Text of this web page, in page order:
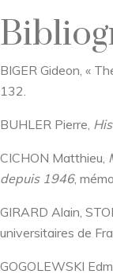
BIGER Gideon, «
132.
BUHLER Pierre,
CICHON Matthieu,
depuis 1946,
GIRARD Alain,
universitaires de
GOGOLEWSKI